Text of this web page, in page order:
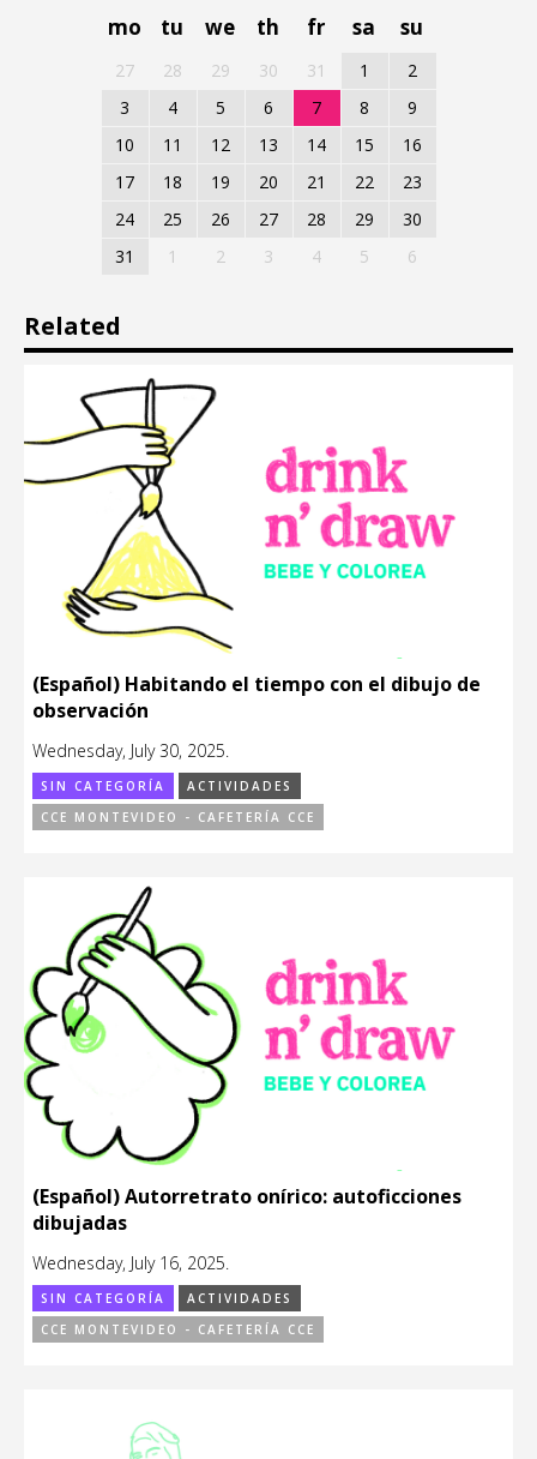
mo
tu we th fr sa su
27 28 29 30 31 1
2
3
4 5 6 7 8
9
10
11 12 13 14 15
16
17
18 19 20 21 22
23
24
25 26 27 28 29
30
31
1 2 3 4 5 6
Related
(Español) Habitando el tiempo con el dibujo de
observación
Wednesday, July 30, 2025.
SIN CATEGORÍA
ACTIVIDADES
CCE MONTEVIDEO - CAFETERÍA CCE
(Español) Autorretrato onírico: autoficciones
dibujadas
Wednesday, July 16, 2025.
SIN CATEGORÍA
ACTIVIDADES
CCE MONTEVIDEO - CAFETERÍA CCE